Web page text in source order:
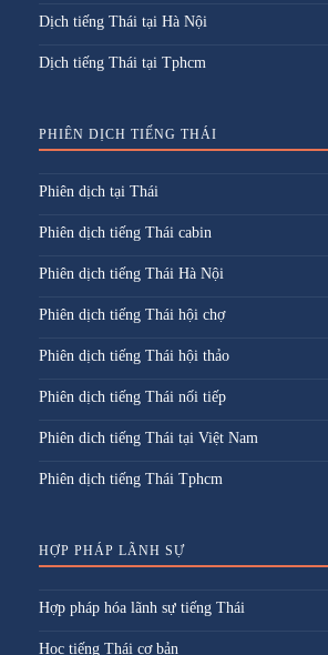
Dịch tiếng Thái tại Hà Nội
Dịch tiếng Thái tại Tphcm
PHIÊN DỊCH TIẾNG THÁI
Phiên dịch tại Thái
Phiên dịch tiếng Thái cabin
Phiên dịch tiếng Thái Hà Nội
Phiên dịch tiếng Thái hội chợ
Phiên dịch tiếng Thái hội thảo
Phiên dịch tiếng Thái nối tiếp
Phiên dich tiếng Thái tại Việt Nam
Phiên dịch tiếng Thái Tphcm
HỢP PHÁP LÃNH SỰ
Hợp pháp hóa lãnh sự tiếng Thái
Học tiếng Thái cơ bản